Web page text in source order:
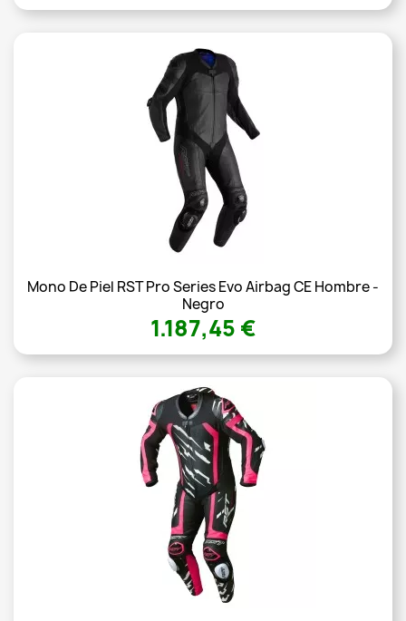
Mono De Piel RST Pro Series Evo Airbag CE Hombre -
Negro
1.187,45 €